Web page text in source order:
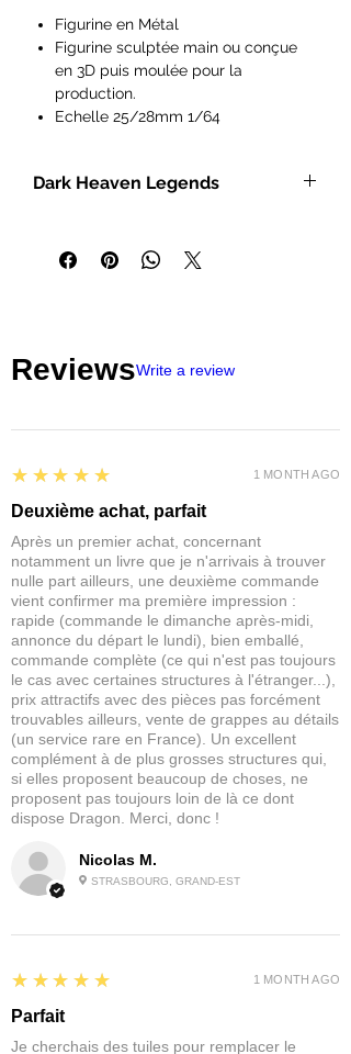
Figurine en Métal
Figurine sculptée main ou conçue
en 3D puis moulée pour la
production.
Echelle 25/28mm 1/64
Figurines vendues non peintes et
Les figurines Reaper Miniatures sont
Hackmaster, Frostgrave, Savage
pas à un enfant de moins de 14 ans.
Dark Heaven Legends
l'échelle de 25 mm
- Bases intégrales
monstres pour les rôlistes, les peintres
de miniatures et les wargamers.
ligne Dark Heaven a produit plus de 1 300
fabriquées par les meilleurs sculpteurs de
miniatures au monde.
ReviewsWrite a review
Nicolas M.
STRASBOURG, GRAND-EST
5
★★★★★
Deuxième achat, parfait
Après un premier achat, concernant
notamment un livre que je n'arrivais à trouver
nulle part ailleurs, une deuxième commande
vient confirmer ma première impression :
rapide (commande le dimanche après-midi,
annonce du départ le lundi), bien emballé,
commande complète (ce qui n'est pas toujours
le cas avec certaines structures à l'étranger...),
prix attractifs avec des pièces pas forcément
trouvables ailleurs, vente de grappes au détails
(un service rare en France). Un excellent
complément à de plus grosses structures qui,
si elles proposent beaucoup de choses, ne
proposent pas toujours loin de là ce dont
dispose Dragon. Merci, donc !
1 MONTH AGO
5
★★★★★
Parfait
Je cherchais des tuiles pour remplacer le
1 MONTH AGO